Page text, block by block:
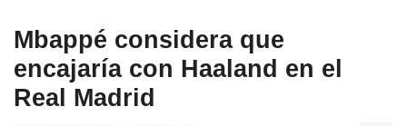
Mbappé considera que
encajaría con Haaland en el
Real Madrid